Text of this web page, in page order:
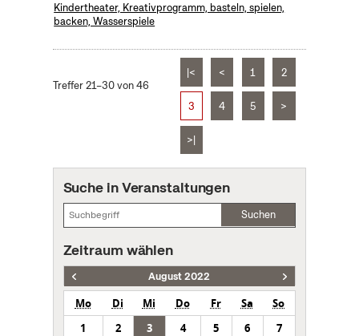
Kindertheater, Kreativprogramm, basteln, spielen,
backen, Wasserspiele
Treffer 21–30 von 46
|< < 1 2
3 4 5 >
>|
Suche in Veranstaltungen
Suchen
Zeitraum wählen
August 2022
Mo Di Mi Do Fr Sa
So
1
2 3 4 5 6
7